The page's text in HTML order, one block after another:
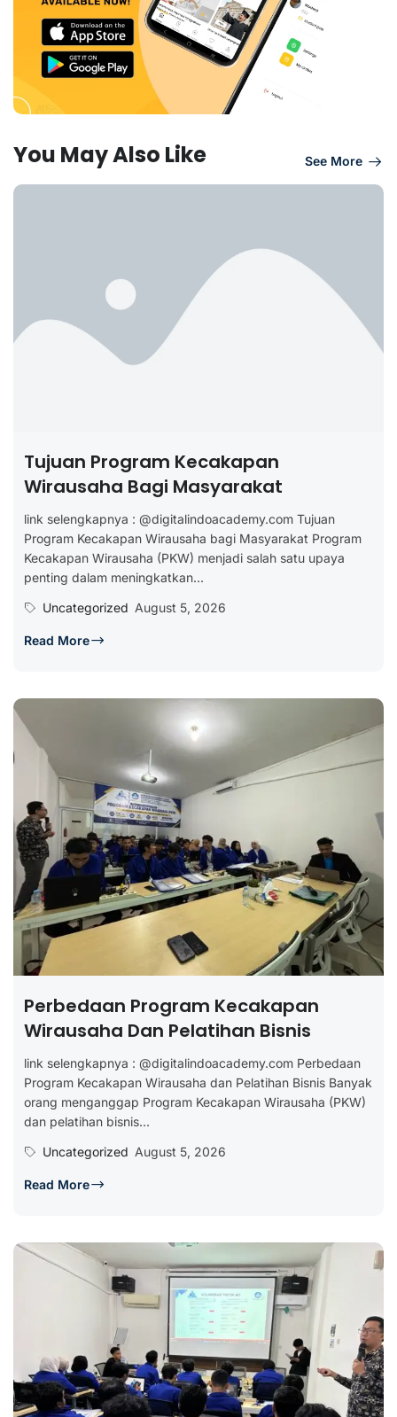
You May Also Like See More
Tujuan Program Kecakapan
Wirausaha Bagi Masyarakat
link selengkapnya : @digitalindoacademy.com Tujuan
Program Kecakapan Wirausaha bagi Masyarakat Program
Kecakapan Wirausaha (PKW) menjadi salah satu upaya
penting dalam meningkatkan...
Uncategorized August 5, 2026
Read More
Perbedaan Program Kecakapan
Wirausaha Dan Pelatihan Bisnis
link selengkapnya : @digitalindoacademy.com Perbedaan
Program Kecakapan Wirausaha dan Pelatihan Bisnis Banyak
orang menganggap Program Kecakapan Wirausaha (PKW)
dan pelatihan bisnis...
Uncategorized August 5, 2026
Read More